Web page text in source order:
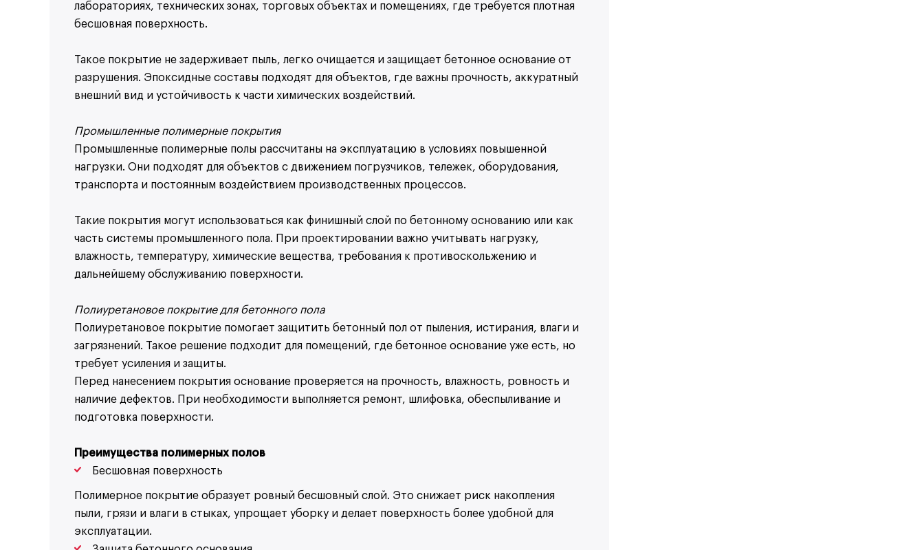
лабораториях, технических зонах, торговых объектах и помещениях, где требуется плотная
бесшовная поверхность.
Такое покрытие не задерживает пыль, легко очищается и защищает бетонное основание от
разрушения. Эпоксидные составы подходят для объектов, где важны прочность, аккуратный
внешний вид и устойчивость к части химических воздействий.
Промышленные полимерные покрытия
Промышленные полимерные полы рассчитаны на эксплуатацию в условиях повышенной
нагрузки. Они подходят для объектов с движением погрузчиков, тележек, оборудования,
транспорта и постоянным воздействием производственных процессов.
Такие покрытия могут использоваться как финишный слой по бетонному основанию или как
часть системы промышленного пола. При проектировании важно учитывать нагрузку,
влажность, температуру, химические вещества, требования к противоскольжению и
дальнейшему обслуживанию поверхности.
Полиуретановое покрытие для бетонного пола
Полиуретановое покрытие помогает защитить бетонный пол от пыления, истирания, влаги и
загрязнений. Такое решение подходит для помещений, где бетонное основание уже есть, но
требует усиления и защиты.
Перед нанесением покрытия основание проверяется на прочность, влажность, ровность и
наличие дефектов. При необходимости выполняется ремонт, шлифовка, обеспыливание и
подготовка поверхности.
Преимущества полимерных полов
Бесшовная поверхность
Полимерное покрытие образует ровный бесшовный слой. Это снижает риск накопления
пыли, грязи и влаги в стыках, упрощает уборку и делает поверхность более удобной для
эксплуатации.